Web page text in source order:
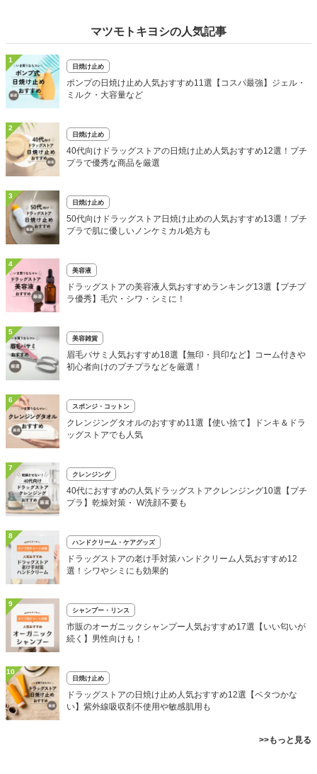
マツモトキヨシの人気記事
1
日焼け止め
ポンプの日焼け止め人気おすすめ11選【コスパ最強】ジェル・
ミルク・大容量など
2
日焼け止め
40代向けドラッグストアの日焼け止め人気おすすめ12選！プチ
プラで優秀な商品を厳選
3
日焼け止め
50代向けドラッグストア日焼け止めの人気おすすめ13選！プチ
プラで肌に優しいノンケミカル処方も
4
美容液
ドラッグストアの美容液人気おすすめランキング13選【プチプ
ラ優秀】毛穴・シワ・シミに！
5
美容雑貨
眉毛バサミ人気おすすめ18選【無印・貝印など】コーム付きや
初心者向けのプチプラなどを厳選！
6
スポンジ・コットン
クレンジングタオルのおすすめ11選【使い捨て】ドンキ＆ドラ
ッグストアでも人気
7
クレンジング
40代におすすめの人気ドラッグストアクレンジング10選【プチ
プラ】乾燥対策・ W洗顔不要も
8
ハンドクリーム・ケアグッズ
ドラッグストアの老け手対策ハンドクリーム人気おすすめ12
選！シワやシミにも効果的
9
シャンプー・リンス
市販のオーガニックシャンプー人気おすすめ17選【いい匂いが
続く】男性向けも！
10
日焼け止め
ドラッグストアの日焼け止め人気おすすめ12選【ベタつかな
い】紫外線吸収剤不使用や敏感肌用も
>>もっと見る